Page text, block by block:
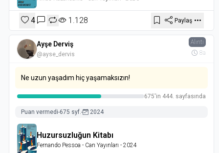
4 1.128 Paylaş
Ayşe Derviş
@ayse_dervis
Alıntı
8a
Ne uzun yaşadım hiç yaşamaksızın!
675'in 444. sayfasında
Puan vermedi-675 syf.- 2024
Huzursuzluğun Kitabı
Fernando Pessoa - Can Yayınları - 2024